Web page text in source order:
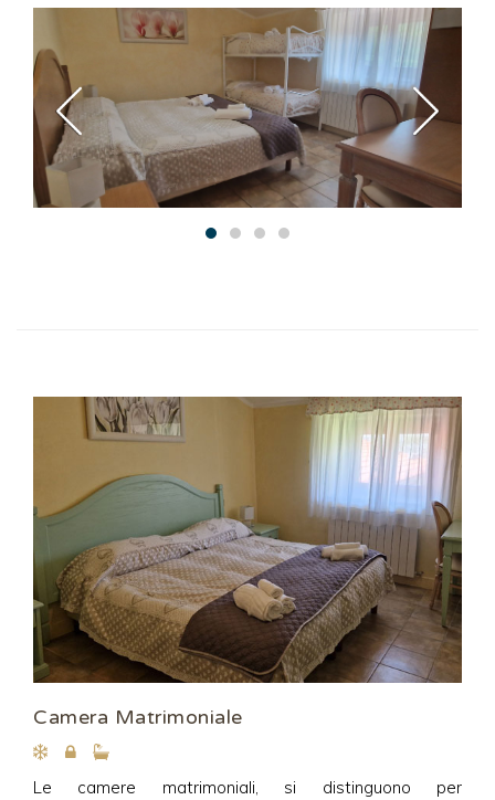
Camera Matrimoniale
Le camere matrimoniali, si distinguono per